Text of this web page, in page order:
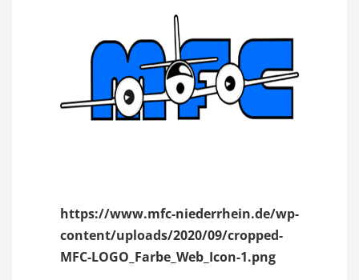
https://www.mfc-niederrhein.de/wp-
content/uploads/2020/09/cropped-
MFC-LOGO_Farbe_Web_Icon-1.png